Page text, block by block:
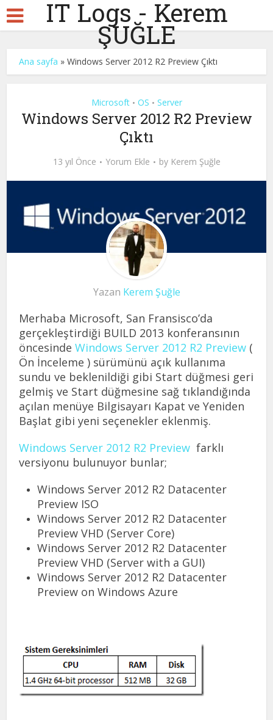
IT Logs - Kerem
ŞUĞLE
Ana sayfa »Windows Server 2012 R2 Preview Çıktı
Microsoft • OS • Server
Windows Server 2012 R2 Preview
Çıktı
13 yıl Önce Yorum Ekle by Kerem Şuğle
Yazan Kerem Şuğle
Merhaba Microsoft, San Fransisco’da
gerçekleştirdiği BUILD 2013 konferansının
öncesindeWindows Server 2012 R2 Preview (
Ön İnceleme ) sürümünü açık kullanıma
sundu ve beklenildiği gibi Start düğmesi geri
gelmiş ve Start düğmesine sağ tıklandığında
açılan menüye Bilgisayarı Kapat ve Yeniden
Başlat gibi yeni seçenekler eklenmiş.
Windows Server 2012 R2 Preview farklı
versiyonu bulunuyor bunlar;
Windows Server 2012 R2 Datacenter
Preview ISO
Windows Server 2012 R2 Datacenter
Preview VHD (Server Core)
Windows Server 2012 R2 Datacenter
Preview VHD (Server with a GUI)
Windows Server 2012 R2 Datacenter
Preview on Windows Azure